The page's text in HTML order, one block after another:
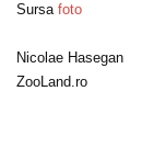
Sursa foto
Nicolae Hasegan
ZooLand.ro